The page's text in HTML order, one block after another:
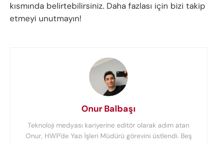
kısmında belirtebilirsiniz. Daha fazlası için bizi takip
etmeyi unutmayın!
Onur Balbaşı
Teknoloji medyası kariyerine editör olarak adım atan
Onur, HWP'de Yazı İşleri Müdürü görevini üstlendi. Beş